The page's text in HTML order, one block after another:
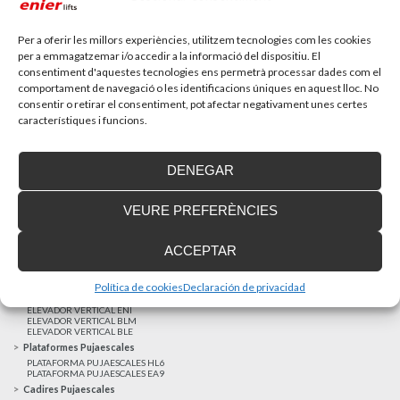
Per a oferir les millors experiències, utilitzem tecnologies com les cookies
per a emmagatzemar i/o accedir a la informació del dispositiu. El
consentiment d'aquestes tecnologies ens permetrà processar dades com el
comportament de navegació o les identificacions úniques en aquest lloc. No
consentir o retirar el consentiment, pot afectar negativament unes certes
característiques i funcions.
ACCEPTAR
DENEGAR
VEURE PREFERÈNCIES
Política de cookiesDeclaración de privacidad
MÉS NOTÍCIES
ELEVADOR UNIFAMILIAR EHP 05
Elevadors Verticals
ELEVADOR VERTICAL ENI
ELEVADOR VERTICAL BLM
ELEVADOR VERTICAL BLE
Plataformes Pujaescales
PLATAFORMA PUJAESCALES HL6
PLATAFORMA PUJAESCALES EA9
Cadires Pujaescales